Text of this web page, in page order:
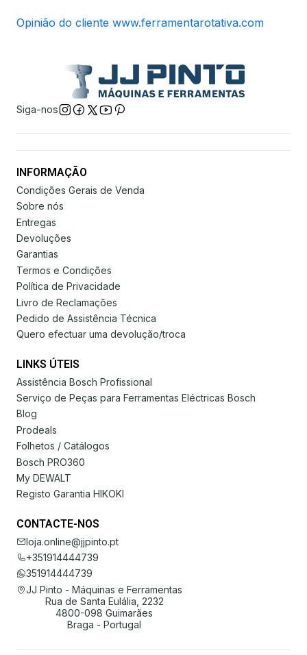
Opinião do cliente www.ferramentarotativa.com
Siga-nos
INFORMAÇÃO
Condições Gerais de Venda
Sobre nós
Entregas
Devoluções
Garantias
Termos e Condições
Política de Privacidade
Livro de Reclamações
Pedido de Assistência Técnica
Quero efectuar uma devolução/troca
LINKS ÚTEIS
Assistência Bosch Profissional
Serviço de Peças para Ferramentas Eléctricas Bosch
Blog
Prodeals
Folhetos / Catálogos
Bosch PRO360
My DEWALT
Registo Garantia HIKOKI
CONTACTE-NOS
loja.online@jjpinto.pt
+351914444739
351914444739
JJ Pinto - Máquinas e Ferramentas
Rua de Santa Eulália, 2232
4800-098 Guimarães
Braga - Portugal